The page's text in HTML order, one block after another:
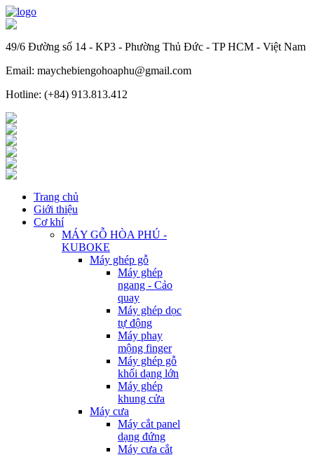
49/6 Đường số 14 - KP3 - Phường Thủ Đức - TP HCM - Việt Nam
Email: maychebiengohoaphu@gmail.com
Hotline: (+84) 913.813.412
Trang chủ
Giới thiệu
Cơ khí
MÁY GỖ HÒA PHÚ -
KUBOKE
Máy ghép gỗ
Máy ghép
ngang - Cảo
quay
Máy ghép dọc
tự động
Máy phay
mộng finger
Máy ghép gỗ
khối dạng lớn
Máy ghép
khung cửa
Máy cưa
Máy cắt panel
dạng đứng
Máy cưa cắt